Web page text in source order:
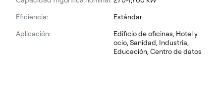
Eficiencia:
Estándar
Aplicación:
Edificio de oficinas, Hotel y
ocio, Sanidad, Industria,
Educación, Centro de datos